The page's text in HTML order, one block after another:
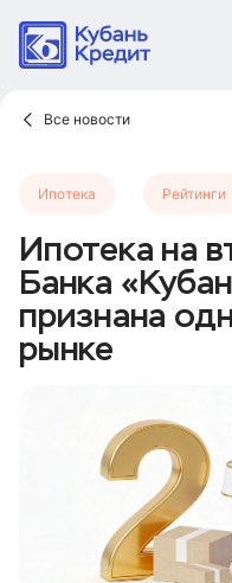
Все новости
Ипотека Рейтинги
Ипотека на
Банка
признана
рынке